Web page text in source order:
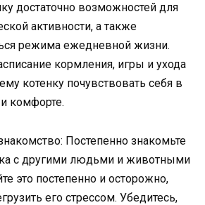
достаточно возможностей для
активности, а также
режима ежедневной жизни.
кормления, игры и ухода
котенку почувствовать себя в
комфорте.
Постепенно знакомьте
с другими людьми и животными
это постепенно и осторожно,
его стрессом. Убедитесь,